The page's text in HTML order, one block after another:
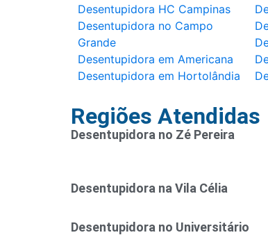
Desentupidora HC Campinas
Desentupidora no Campo
Grande
Desentupidora em Americana
Desentupidora em Hortolândia
Regiões Atendidas
Desentupidora no Zé Pereira
Desentupidora na Vila Célia
Desentupidora no Universitário